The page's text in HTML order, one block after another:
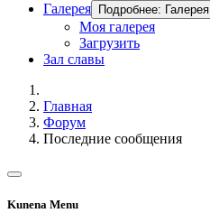
Галерея
Подробнее: Галерея
Моя галерея
Загрузить
Зал славы
Главная
Форум
Последние сообщения
Kunena Menu